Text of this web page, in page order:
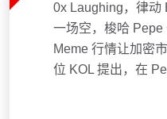
0x Laughing，律动
一场空，梭哈 Pepe
Meme 行情让加密
位 KOL 提出，在